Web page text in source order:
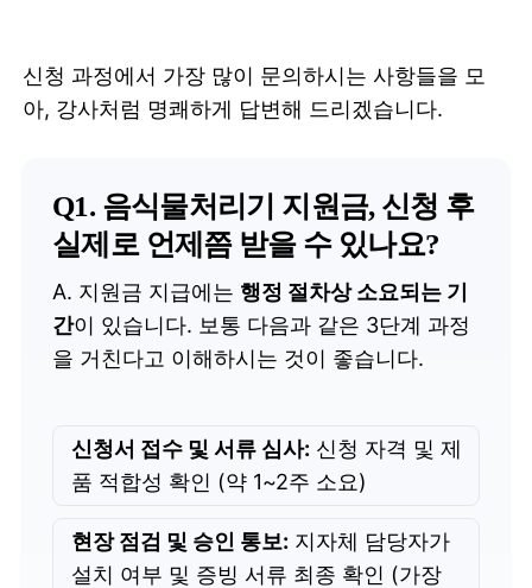
신청 과정에서 가장 많이 문의하시는 사항들을 모
아, 강사처럼 명쾌하게 답변해 드리겠습니다.
Q1. 음식물처리기 지원금, 신청 후
실제로 언제쯤 받을 수 있나요?
A. 지원금 지급에는 행정 절차상 소요되는 기
간이 있습니다. 보통 다음과 같은 3단계 과정
을 거친다고 이해하시는 것이 좋습니다.
신청서 접수 및 서류 심사: 신청 자격 및 제
품 적합성 확인 (약 1~2주 소요)
현장 점검 및 승인 통보: 지자체 담당자가
설치 여부 및 증빙 서류 최종 확인 (가장